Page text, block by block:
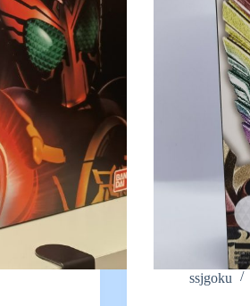
ssjgoku